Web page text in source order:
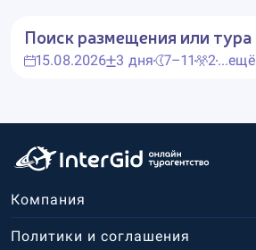
Поиск размещения или тура
15.08.2026 3 дня 7–11 2
Компания
Политики и соглашения